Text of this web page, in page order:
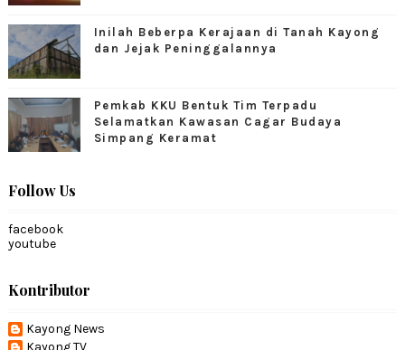
Inilah Beberpa Kerajaan di Tanah Kayong
dan Jejak Peninggalannya
Pemkab KKU Bentuk Tim Terpadu
Selamatkan Kawasan Cagar Budaya
Simpang Keramat
Follow Us
facebook
youtube
Kontributor
Kayong News
Kayong TV